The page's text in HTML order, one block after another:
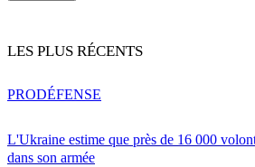
LES PLUS RÉCENTS
L'Ukraine estime que près de 16 000
dans son armée
PRODÉFENSE